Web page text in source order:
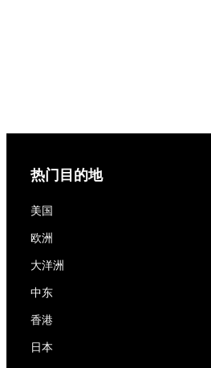
热门目的地
美国
欧洲
大洋洲
中东
香港
日本